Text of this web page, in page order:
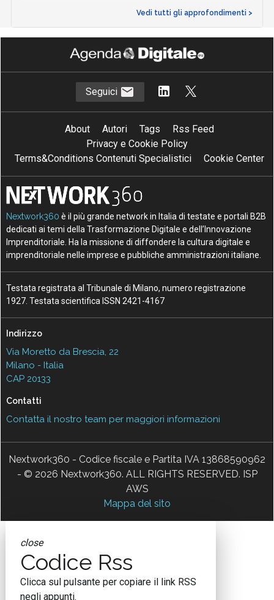
Vedi tutti gli approfondimenti >
Seguici
About Autori Tags
Rss Feed
Privacy e Cookie Policy
Terms&Conditions Contenuti Specialistici
Cookie Center
Nextwork360 è il più grande network in Italia di testate e portali B2B
dedicati ai temi della Trasformazione Digitale e dell’Innovazione
Imprenditoriale. Ha la missione di diffondere la cultura digitale e
imprenditoriale nelle imprese e pubbliche amministrazioni italiane.
Testata registrata al Tribunale di Milano, numero registrazione
1927. Testata scientifica ISSN 2421-4167
Indirizzo
Via Moretto da Brescia, 22
Milano - Italia
CAP 20133
Contatti
Contatta il nostro team per maggiori informazioni
Nextwork360 - Codice fiscale e Partita IVA 13868590962
- © 2026 Nextwork360. ALL RIGHTS RESERVED. ISP
AWS
Mappa del sito
close
Codice Rss
Clicca sul pulsante per copiare il link RSS
negli appunti.